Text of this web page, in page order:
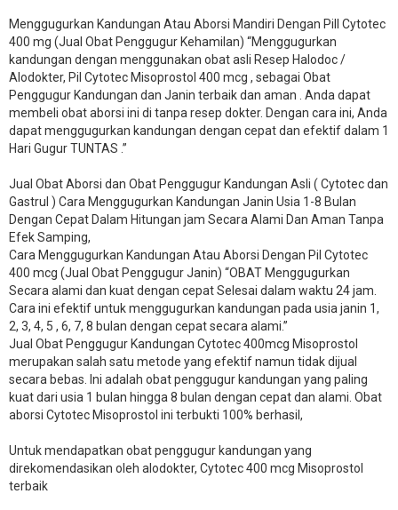
Menggugurkan Kandungan Atau Aborsi Mandiri Dengan Pill Cytotec
400 mg (Jual Obat Penggugur Kehamilan) “Menggugurkan
kandungan dengan menggunakan obat asli Resep Halodoc /
Alodokter, Pil Cytotec Misoprostol 400 mcg , sebagai Obat
Penggugur Kandungan dan Janin terbaik dan aman . Anda dapat
membeli obat aborsi ini di tanpa resep dokter. Dengan cara ini, Anda
dapat menggugurkan kandungan dengan cepat dan efektif dalam 1
Hari Gugur TUNTAS .”
Jual Obat Aborsi dan Obat Penggugur Kandungan Asli ( Cytotec dan
Gastrul ) Cara Menggugurkan Kandungan Janin Usia 1-8 Bulan
Dengan Cepat Dalam Hitungan jam Secara Alami Dan Aman Tanpa
Efek Samping,
Cara Menggugurkan Kandungan Atau Aborsi Dengan Pil Cytotec
400 mcg (Jual Obat Penggugur Janin) “OBAT Menggugurkan
Secara alami dan kuat dengan cepat Selesai dalam waktu 24 jam.
Cara ini efektif untuk menggugurkan kandungan pada usia janin 1,
2, 3, 4, 5 , 6, 7, 8 bulan dengan cepat secara alami.”
Jual Obat Penggugur Kandungan Cytotec 400mcg Misoprostol
merupakan salah satu metode yang efektif namun tidak dijual
secara bebas. Ini adalah obat penggugur kandungan yang paling
kuat dari usia 1 bulan hingga 8 bulan dengan cepat dan alami. Obat
aborsi Cytotec Misoprostol ini terbukti 100% berhasil,
Untuk mendapatkan obat penggugur kandungan yang
direkomendasikan oleh alodokter, Cytotec 400 mcg Misoprostol
terbaik